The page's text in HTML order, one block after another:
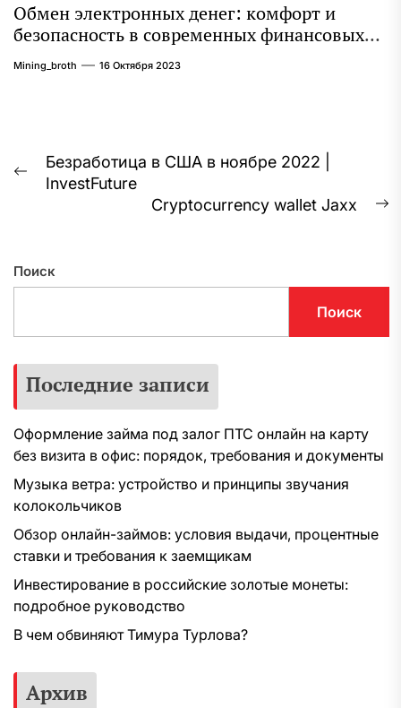
Обмен электронных денег: комфорт и
безопасность в современных финансовых
операциях
Mining_broth 16 Октября 2023
Навигация
Предыдущая
Безработица в США в ноябре 2022 |
InvestFuture
Cryptocurrency wallet Jaxx
Поиск
Поиск
Последние записи
Оформление займа под залог ПТС онлайн на карту
без визита в офис: порядок, требования и документы
Музыка ветра: устройство и принципы звучания
колокольчиков
Обзор онлайн-займов: условия выдачи, процентные
ставки и требования к заемщикам
Инвестирование в российские золотые монеты:
подробное руководство
В чем обвиняют Тимура Турлова?
Архив